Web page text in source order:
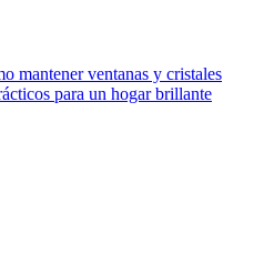
mantener ventanas y cristales
para un hogar brillante